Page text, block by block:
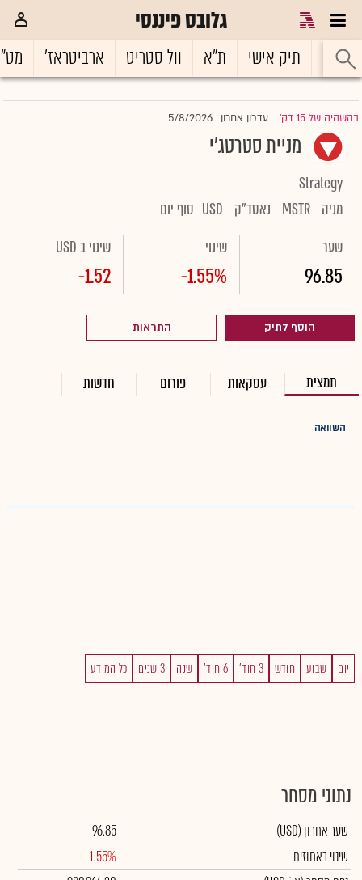
גלובס פיננסי
ראשי תיק אישי ת"א וול סטריט ארביטראז'
בהשהיה של 15 דק' |עדכון אחרון 5/8/2026
מניית סטרטג'י
Strategy
מניה MSTR נאסד"ק USD סוף יום
שער
96.85
שינוי
-1.55%
שינוי ב USD
-1.52
הוסף לתיק התראות
תמצית עסקאות פורום חדשות
השוואה
יום שבוע חודש 3 חוד' 6 חוד' שנה 3 שנים כל המידע
נתוני מסחר
שער אחרון (USD)
96.85
שינוי באחוזים
-1.55%